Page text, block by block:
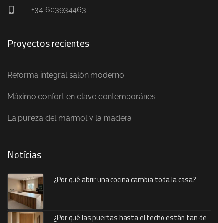
+34 603934463
Proyectos recientes
Reforma integral salón moderno
Máximo confort en clave contemporánes
La pureza del mármol y la madera
Notícias
¿Por qué abrir una cocina cambia toda la casa?
¿Por qué las puertas hasta el techo están tan de